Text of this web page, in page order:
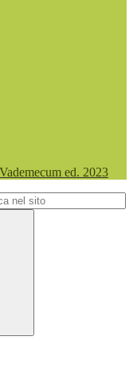
ed. 2023